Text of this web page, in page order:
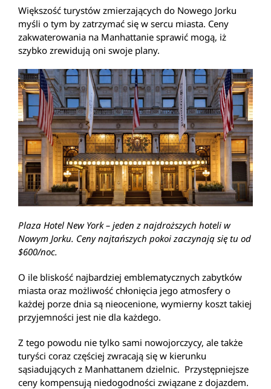
Większość turystów zmierzających do Nowego Jorku
myśli o tym by zatrzymać się w sercu miasta. Ceny
zakwaterowania na Manhattanie sprawić mogą, iż
szybko zrewidują oni swoje plany.
Plaza Hotel New York – jeden z najdroższych hoteli w
Nowym Jorku. Ceny najtańszych pokoi zaczynają się tu od
$600/noc.
O ile bliskość najbardziej emblematycznych zabytków
miasta oraz możliwość chłonięcia jego atmosfery o
każdej porze dnia są nieocenione, wymierny koszt takiej
przyjemności jest nie dla każdego.
Z tego powodu nie tylko sami nowojorczycy, ale także
turyści coraz częściej zwracają się w kierunku
sąsiadujących z Manhattanem dzielnic. Przystępniejsze
ceny kompensują niedogodności związane z dojazdem.